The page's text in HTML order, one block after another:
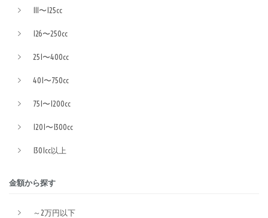
111〜125cc
126〜250cc
251〜400cc
401〜750cc
751〜1200cc
1201〜1300cc
1301cc以上
金額から探す
～2万円以下